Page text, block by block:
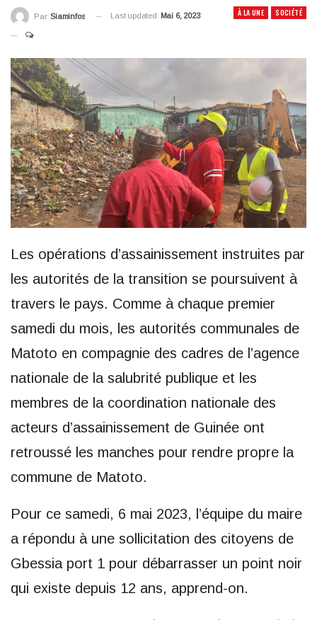
À LA UNE SOCIÉTÉ
Par Siaminfos Last updated Mai 6, 2023
Les opérations d’assainissement instruites par
les autorités de la transition se poursuivent à
travers le pays. Comme à chaque premier
samedi du mois, les autorités communales de
Matoto en compagnie des cadres de l’agence
nationale de la salubrité publique et les
membres de la coordination nationale des
acteurs d’assainissement de Guinée ont
retroussé les manches pour rendre propre la
commune de Matoto.
Pour ce samedi, 6 mai 2023, l’équipe du maire
a répondu à une sollicitation des citoyens de
Gbessia port 1 pour débarrasser un point noir
qui existe depuis 12 ans, apprend-on.